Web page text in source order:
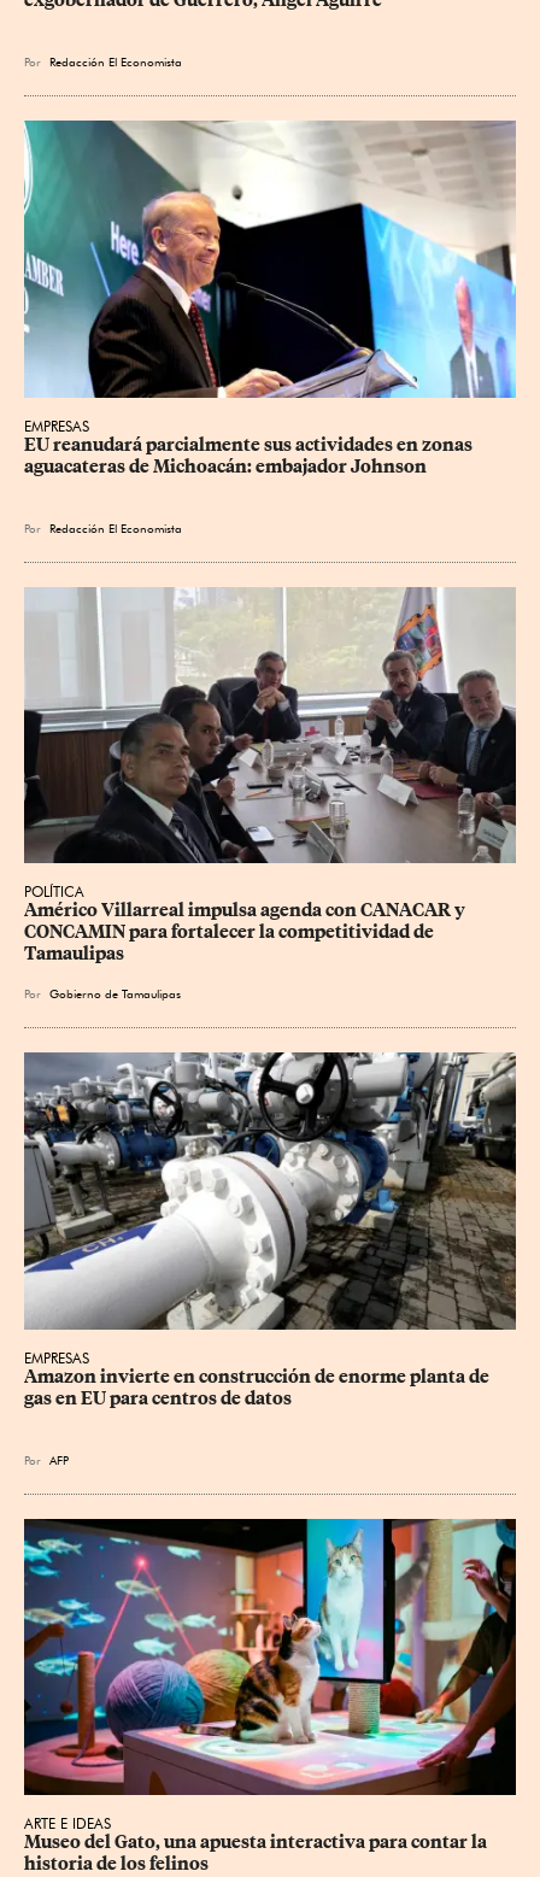
Por Redacción El Economista
EMPRESAS
EU reanudará parcialmente sus actividades en zonas
aguacateras de Michoacán: embajador Johnson
Por Redacción El Economista
POLÍTICA
Américo Villarreal impulsa agenda con CANACAR y
CONCAMIN para fortalecer la competitividad de
Tamaulipas
Por Gobierno de Tamaulipas
EMPRESAS
Amazon invierte en construcción de enorme planta de
gas en EU para centros de datos
Por AFP
ARTE E IDEAS
Museo del Gato, una apuesta interactiva para contar la
historia de los felinos